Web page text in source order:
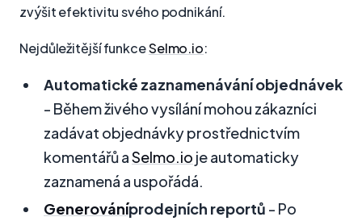
zvýšit efektivitu svého podnikání.
Nejdůležitější funkceSelmo.io:
Automatické zaznamenávání objednávek
- Během živého vysílání mohou zákazníci
zadávat objednávky prostřednictvím
komentářů aSelmo.io je automaticky
zaznamená a uspořádá.
Generováníprodejních reportů - Po